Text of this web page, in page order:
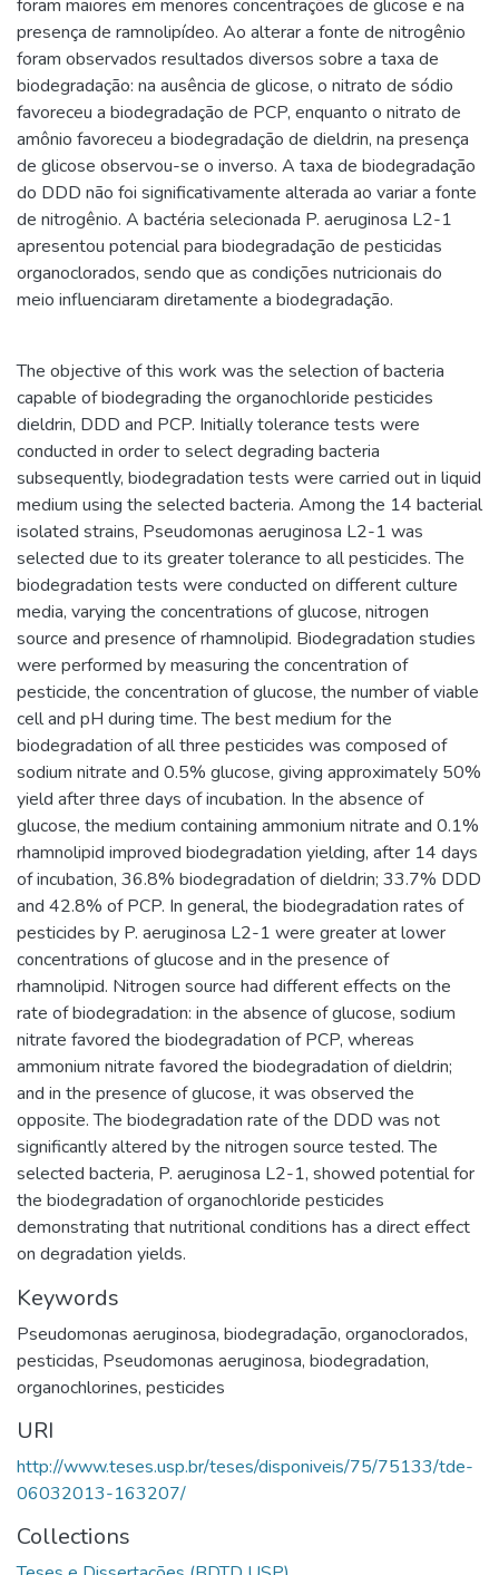
foram maiores em menores concentrações de glicose e na
presença de ramnolipídeo. Ao alterar a fonte de nitrogênio
foram observados resultados diversos sobre a taxa de
biodegradação: na ausência de glicose, o nitrato de sódio
favoreceu a biodegradação de PCP, enquanto o nitrato de
amônio favoreceu a biodegradação de dieldrin, na presença
de glicose observou-se o inverso. A taxa de biodegradação
do DDD não foi significativamente alterada ao variar a fonte
de nitrogênio. A bactéria selecionada P. aeruginosa L2-1
apresentou potencial para biodegradação de pesticidas
organoclorados, sendo que as condições nutricionais do
meio influenciaram diretamente a biodegradação.
The objective of this work was the selection of bacteria
capable of biodegrading the organochloride pesticides
dieldrin, DDD and PCP. Initially tolerance tests were
conducted in order to select degrading bacteria
subsequently, biodegradation tests were carried out in liquid
medium using the selected bacteria. Among the 14 bacterial
isolated strains, Pseudomonas aeruginosa L2-1 was
selected due to its greater tolerance to all pesticides. The
biodegradation tests were conducted on different culture
media, varying the concentrations of glucose, nitrogen
source and presence of rhamnolipid. Biodegradation studies
were performed by measuring the concentration of
pesticide, the concentration of glucose, the number of viable
cell and pH during time. The best medium for the
biodegradation of all three pesticides was composed of
sodium nitrate and 0.5% glucose, giving approximately 50%
yield after three days of incubation. In the absence of
glucose, the medium containing ammonium nitrate and 0.1%
rhamnolipid improved biodegradation yielding, after 14 days
of incubation, 36.8% biodegradation of dieldrin; 33.7% DDD
and 42.8% of PCP. In general, the biodegradation rates of
pesticides by P. aeruginosa L2-1 were greater at lower
concentrations of glucose and in the presence of
rhamnolipid. Nitrogen source had different effects on the
rate of biodegradation: in the absence of glucose, sodium
nitrate favored the biodegradation of PCP, whereas
ammonium nitrate favored the biodegradation of dieldrin;
and in the presence of glucose, it was observed the
opposite. The biodegradation rate of the DDD was not
significantly altered by the nitrogen source tested. The
selected bacteria, P. aeruginosa L2-1, showed potential for
the biodegradation of organochloride pesticides
demonstrating that nutritional conditions has a direct effect
on degradation yields.
Keywords
Pseudomonas aeruginosa, biodegradação, organoclorados,
pesticidas, Pseudomonas aeruginosa, biodegradation,
organochlorines, pesticides
URI
http://www.teses.usp.br/teses/disponiveis/75/75133/tde-
06032013-163207/
Collections